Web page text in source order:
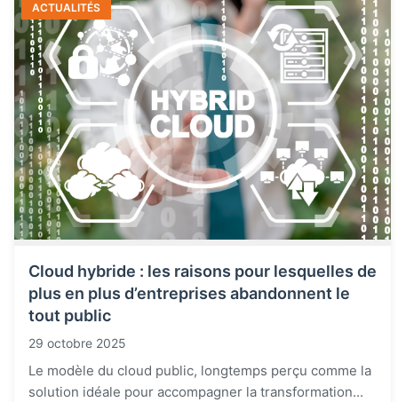
ACTUALITÉS
Cloud hybride : les raisons pour lesquelles de
plus en plus d’entreprises abandonnent le
tout public
29 octobre 2025
Le modèle du cloud public, longtemps perçu comme la
solution idéale pour accompagner la transformation...